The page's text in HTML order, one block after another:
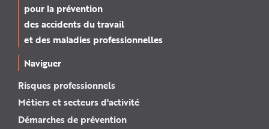
pour la prévention
des accidents du travail
et des maladies professionnelles
Naviguer
Risques professionnels
Métiers et secteurs d'activité
Démarches de prévention